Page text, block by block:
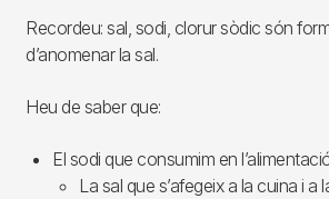
Recordeu: sal, sodi, clorur sòdic són
d’anomenar la sal.
Heu de saber que:
El sodi que consumim en
La sal que s’afegeix a la cuina i a